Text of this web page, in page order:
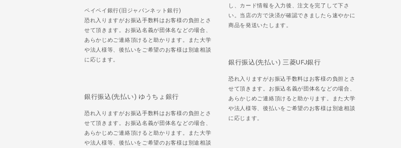
し、カード情報を入力後、注文を完了して下さ
い。当店の方で決済が確認できましたら速やかに
商品を発送いたします。
ペイペイ銀行(旧ジャパンネット銀行)
恐れ入りますがお振込手数料はお客様の負担とさ
せて頂きます。お振込名義が団体名などの場合、
あらかじめご連絡頂けると助かります。また大学
や法人様等、後払いをご希望のお客様は別途相談
に応じます。
銀行振込(先払い) 三菱UFJ銀行
恐れ入りますがお振込手数料はお客様の負担とさ
せて頂きます。お振込名義が団体名などの場合、
あらかじめご連絡頂けると助かります。また大学
や法人様等、後払いをご希望のお客様は別途相談
に応じます。
銀行振込(先払い) ゆうちょ銀行
恐れ入りますがお振込手数料はお客様の負担とさ
せて頂きます。お振込名義が団体名などの場合、
あらかじめご連絡頂けると助かります。また大学
や法人様等、後払いをご希望のお客様は別途相談